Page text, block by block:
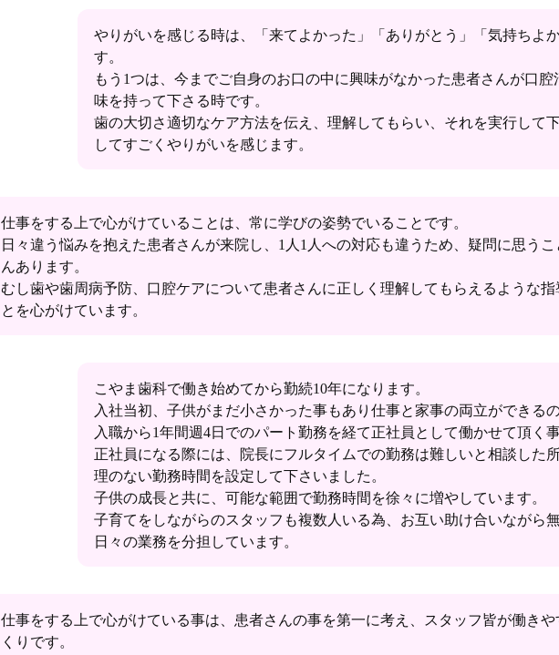
やりがいを感じる時は、「来てよかった」「ありがとう」「気持ちよ
す。
もう1つは、今までご自身のお口の中に興味がなかった患者さんが口
味を持って下さる時です。
歯の大切さ適切なケア方法を伝え、理解してもらい、それを実行して
してすごくやりがいを感じます。
仕事をする上で心がけていることは、常に学びの姿勢でいることです。
日々違う悩みを抱えた患者さんが来院し、1人1人への対応も違うため、疑問に思うこ
んあります。
むし歯や歯周病予防、口腔ケアについて患者さんに正しく理解してもらえるような指
とを心がけています。
こやま歯科で働き始めてから勤続10年になります。
入社当初、子供がまだ小さかった事もあり仕事と家事の両立ができる
入職から1年間週4日でのパート勤務を経て正社員として働かせて頂く
正社員になる際には、院長にフルタイムでの勤務は難しいと相談した
理のない勤務時間を設定して下さいました。
子供の成長と共に、可能な範囲で勤務時間を徐々に増やしています。
子育てをしながらのスタッフも複数人いる為、お互い助け合いながら
日々の業務を分担しています。
仕事をする上で心がけている事は、患者さんの事を第一に考え、スタッフ皆が働き
くりです。